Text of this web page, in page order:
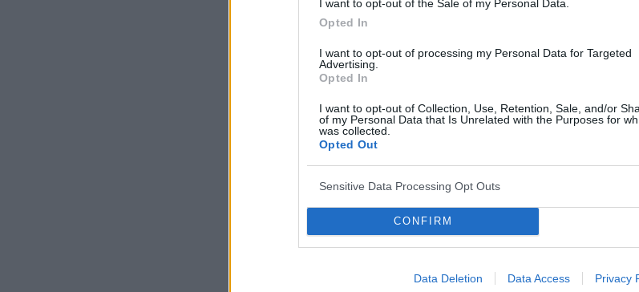
I want to opt-out of the Sale of my Personal Data.
Opted In
I want to opt-out of processing my Personal Data for Targeted
Advertising.
Opted In
I want to opt-out of Collection, Use, Retention, Sale, and/or
of my Personal Data that Is Unrelated with the Purposes for
was collected.
Opted Out
Sensitive Data Processing Opt Outs
CONFIRM
Data Deletion Data Access Privacy